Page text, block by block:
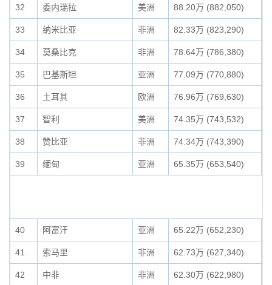
32 委内瑞拉 美洲 88.20万 (882,050)
33 纳米比亚 非洲 82.33万 (823,290)
34 莫桑比克 非洲 78.64万 (786,380)
35 巴基斯坦 亚洲 77.09万 (770,880)
36 土耳其 欧洲 76.96万 (769,630)
37 智利 美洲 74.35万 (743,532)
38 赞比亚 非洲 74.34万 (743,390)
39 缅甸 亚洲 65.35万 (653,540)
40 阿富汗 亚洲 65.22万 (652,230)
41 索马里 非洲 62.73万 (627,340)
42 中非 非洲 62.30万 (622,980)